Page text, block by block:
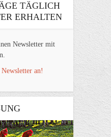
TÄGLICH
ERHALTEN
Newsletter mit
an!